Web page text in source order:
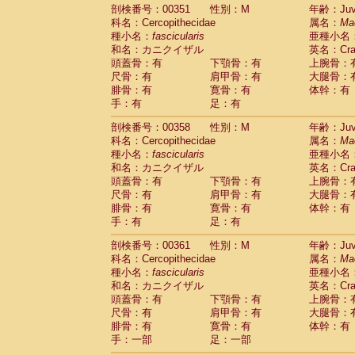
剖検番号：00351
性別：M
年齢：
科名：Cercopithecidae
属名：
種小名： fascicularis
亜種小名
和名：カニクイザル
英名：
頭蓋骨：有
下顎骨：有
上腕骨：
尺骨：有
肩甲骨：有
大腿骨：
腓骨：有
寛骨：有
体幹：有
手：有
足：有
剖検番号：00358
性別：M
年齢：
科名：Cercopithecidae
属名：
種小名： fascicularis
亜種小名
和名：カニクイザル
英名：
頭蓋骨：有
下顎骨：有
上腕骨：
尺骨：有
肩甲骨：有
大腿骨：
腓骨：有
寛骨：有
体幹：有
手：有
足：有
剖検番号：00361
性別：M
年齢：
科名：Cercopithecidae
属名：
種小名： fascicularis
亜種小名
和名：カニクイザル
英名：
頭蓋骨：有
下顎骨：有
上腕骨：
尺骨：有
肩甲骨：有
大腿骨：
腓骨：有
寛骨：有
体幹：有
手：一部
足：一部